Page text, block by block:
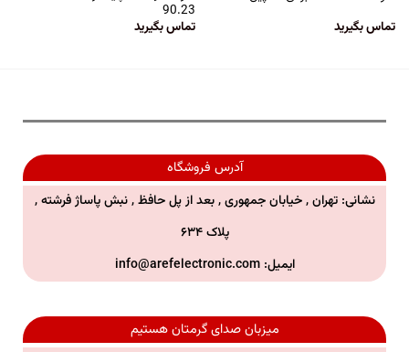
تماس بگیرید
90.23
تماس بگیرید
آدرس فروشگاه
نشانی: تهران , خیابان جمهوری , بعد از پل حافظ , نبش پاساژ فرشته ,
پلاک ۶۳۴
ایمیل:info@arefelectronic.com
میزبان صدای گرمتان هستیم